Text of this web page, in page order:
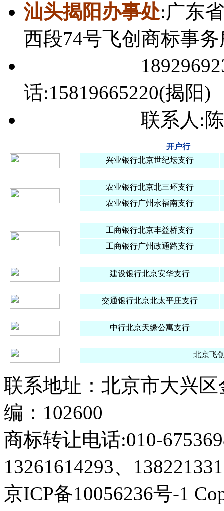
汕头揭阳办事处:广东
西段74号飞创商标事务
话:15819665220(揭阳)
联系人:陈
开户行
兴业银行北京世纪坛支行
农业银行北京北三环支行
农业银行广州永福南支行
工商银行北京丰益桥支行
工商银行广州政通路支行
建设银行北京安华支行
交通银行北京北太平庄支行
中行北京天缘公寓支行
北京飞
联系地址：北京市大兴
编：102600
商标转让电话:010-
13261614293、
京ICP备10056236号-1